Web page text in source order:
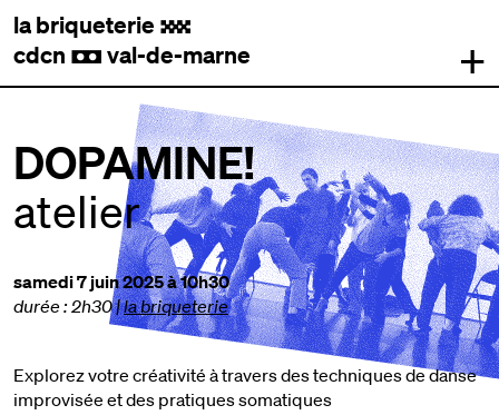
la briqueterie .
cdcn , val-de-marne +
DOPAMINE!
atelier
samedi 7 juin 2025 à 10h30
durée : 2h30|la briqueterie
Explorez votre créativité à travers des techniques de danse
improvisée et des pratiques somatiques